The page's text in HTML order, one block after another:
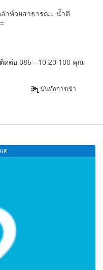
ำห้วยสาธารณะ น้ำดี
ต่อ 086 - 10 20 100 คุณ
บันทึกการเข้า
ค